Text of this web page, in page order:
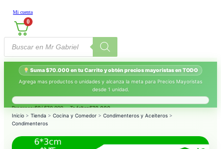
Mi cuenta
0
Búsqueda
productos
Suma $70.000 en tu Carrito y obtén precios mayoristas en TODO
Agrega mas productos o unidades y alcanza la meta para Precios Mayoristas
desde 1 unidad.
Progreso:$0/ $70.000 — Te faltan$70.000.
Inicio > Tienda > Cocina y Comedor > Condimenteros y Aceiteros >
Condimenteros